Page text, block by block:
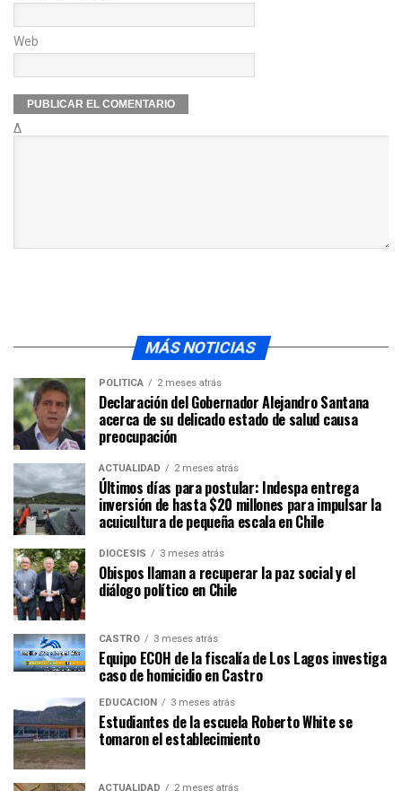
Web
Δ
MÁS NOTICIAS
POLÍTICA 2 meses atrás
Declaración del Gobernador Alejandro Santana
acerca de su delicado estado de salud causa
preocupación
ACTUALIDAD 2 meses atrás
Últimos días para postular: Indespa entrega
inversión de hasta $20 millones para impulsar la
acuicultura de pequeña escala en Chile
DIÓCESIS 3 meses atrás
Obispos llaman a recuperar la paz social y el
diálogo político en Chile
CASTRO 3 meses atrás
Equipo ECOH de la fiscalía de Los Lagos investiga
caso de homicidio en Castro
EDUCACIÓN 3 meses atrás
Estudiantes de la escuela Roberto White se
tomaron el establecimiento
ACTUALIDAD 2 meses atrás